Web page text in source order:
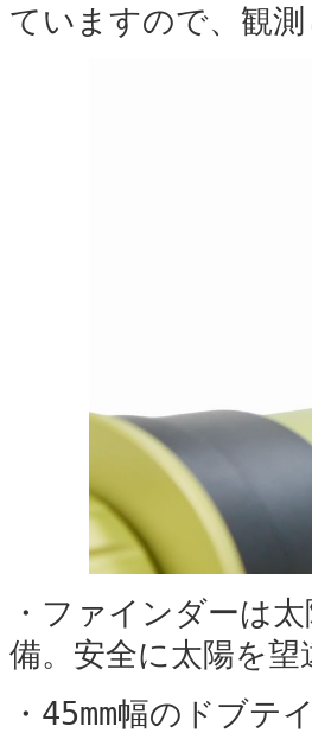
ていますので、観
・ファインダーは
備。安全に太陽を
・45mm幅のドブ